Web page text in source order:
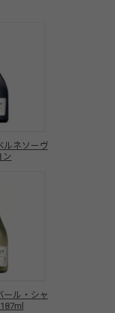
ルネソーヴ
ン
ール・シャ